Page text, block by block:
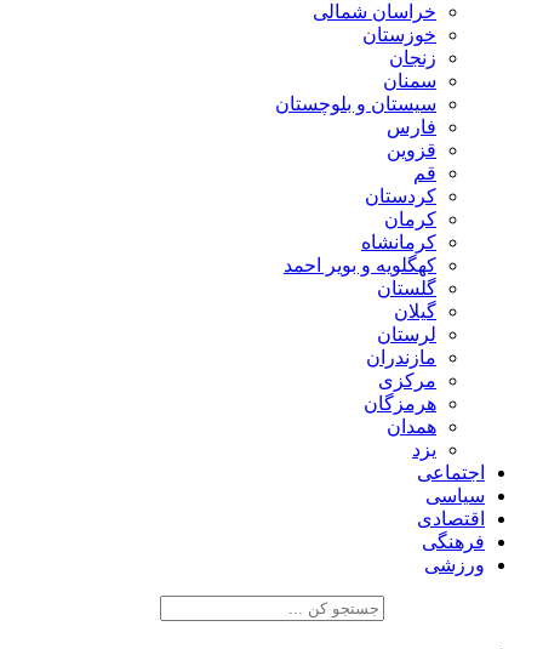
خراسان شمالی
خوزستان
زنجان
سمنان
سیستان و بلوچستان
فارس
قزوین
قم
کردستان
کرمان
کرمانشاه
کهگلویه و بویر احمد
گلستان
گیلان
لرستان
مازندران
مرکزی
هرمزگان
همدان
یزد
اجتماعی
سیاسی
اقتصادی
فرهنگی
ورزشی